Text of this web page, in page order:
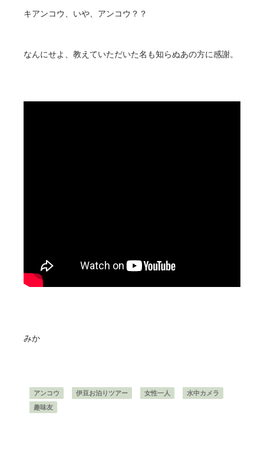
キアンコウ、いや、アンコウ？？
なんにせよ、教えていただいた名も知らぬあの方に感謝。
みか
アンコウ 伊豆お泊りツアー 女性一人
水中カメラ
趣味友